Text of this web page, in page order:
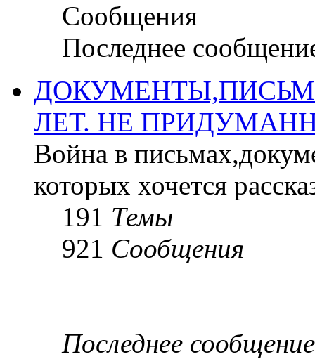
Сообщения
Последнее
ЛЕТ. НЕ
Война в
которых хочется
191 Темы
921 Сообщения
Последнее сообщение